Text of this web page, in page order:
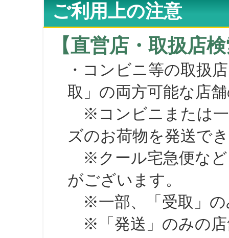
ご利用上の注意
【直営店・取扱店
・コンビニ等の取扱
取」の両方可能な店
※コンビニまたは一
ズのお荷物を発送で
※クール宅急便など
がございます。
※一部、「受取」の
※「発送」のみの店